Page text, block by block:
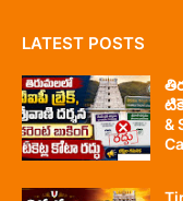
LATEST POSTS
&